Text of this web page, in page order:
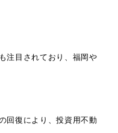
注目されており、福岡や
回復により、投資用不動